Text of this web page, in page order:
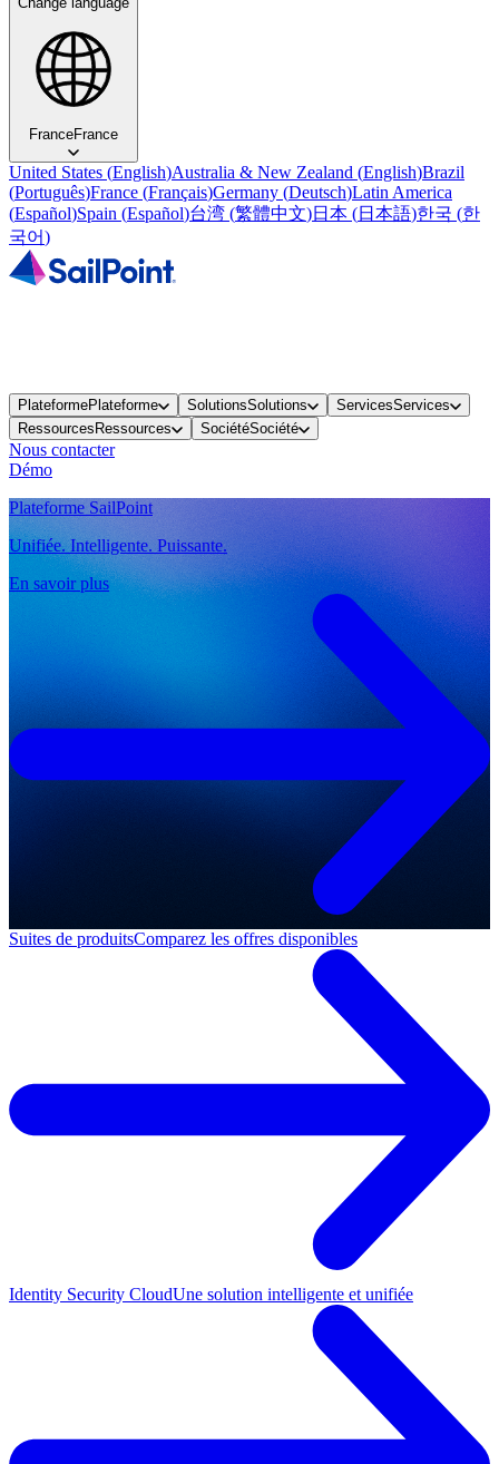
FranceFrance
United States (English)Australia & New Zealand (English)Brazil
(Português)France (Français)Germany (Deutsch)Latin America
(Español)Spain (Español)台湾 (繁體中文)日本 (日本語)한국 (한
국어)
PlateformePlateforme SolutionsSolutions ServicesServices
Ressources Ressources SociétéSociété
Nous contacter
Démo
Plateforme SailPoint
Unifiée. Intelligente. Puissante.
En savoir plus
Suites de produitsComparez les offres disponibles
Identity Security CloudUne solution intelligente et unifiée